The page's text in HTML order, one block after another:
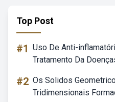
Top Post
#1 Uso De Anti-
Tratamento Da
#2 Os Solidos
Tridimensionais